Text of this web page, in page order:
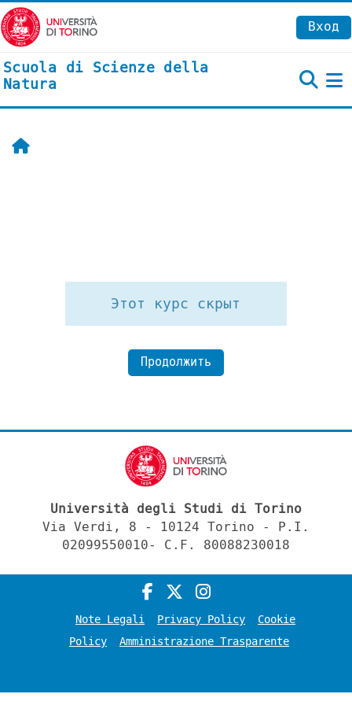
Перейти к основному содержанию
Вход
Scuola di Scienze della
Natura
Главная
Этот курс скрыт
Продолжить
Università degli Studi di Torino
Via Verdi, 8 - 10124 Torino - P.I.
02099550010- C.F. 80088230018
Note Legali Privacy Policy
Cookie
Policy
Amministrazione Trasparente